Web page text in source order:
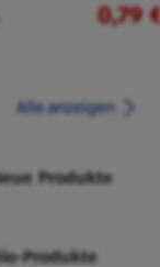
0,79
Alle anzeigen
Produkte
Produkte